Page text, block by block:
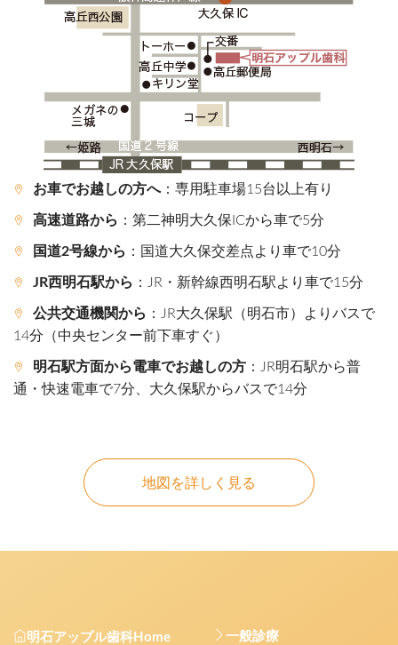
お車でお越しの方へ：専用駐車場15台以上有り
高速道路から ：第二神明大久保ICから車で5分
国道2号線から ：国道大久保交差点より車で10分
JR西明石駅から ：JR・新幹線西明石駅より車で15分
公共交通機関から ：JR大久保駅（明石市）よりバスで
14分（中央センター前下車すぐ）
明石駅方面から電車でお越しの方 ：JR明石駅から普
通・快速電車で7分、大久保駅からバスで14分
地図を詳しく見る
明石アップル歯科Home 一般診療